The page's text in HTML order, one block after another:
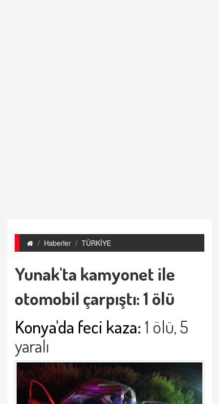
Haberler TÜRKİYE
Yunak'ta kamyonet ile
otomobil çarpıştı: 1 ölü
Konya'da feci kaza: 1 ölü, 5
yaralı